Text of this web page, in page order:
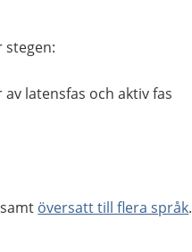
stegen:
latensfas och aktiv fas
samt översatt till flera språk.